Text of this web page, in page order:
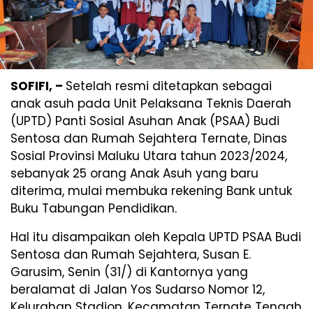
SOFIFI, – Setelah resmi ditetapkan sebagai
anak asuh pada Unit Pelaksana Teknis Daerah
(UPTD) Panti Sosial Asuhan Anak (PSAA) Budi
Sentosa dan Rumah Sejahtera Ternate, Dinas
Sosial Provinsi Maluku Utara tahun 2023/2024,
sebanyak 25 orang Anak Asuh yang baru
diterima, mulai membuka rekening Bank untuk
Buku Tabungan Pendidikan.
Hal itu disampaikan oleh Kepala UPTD PSAA Budi
Sentosa dan Rumah Sejahtera, Susan E.
Garusim, Senin (31/) di Kantornya yang
beralamat di Jalan Yos Sudarso Nomor 12,